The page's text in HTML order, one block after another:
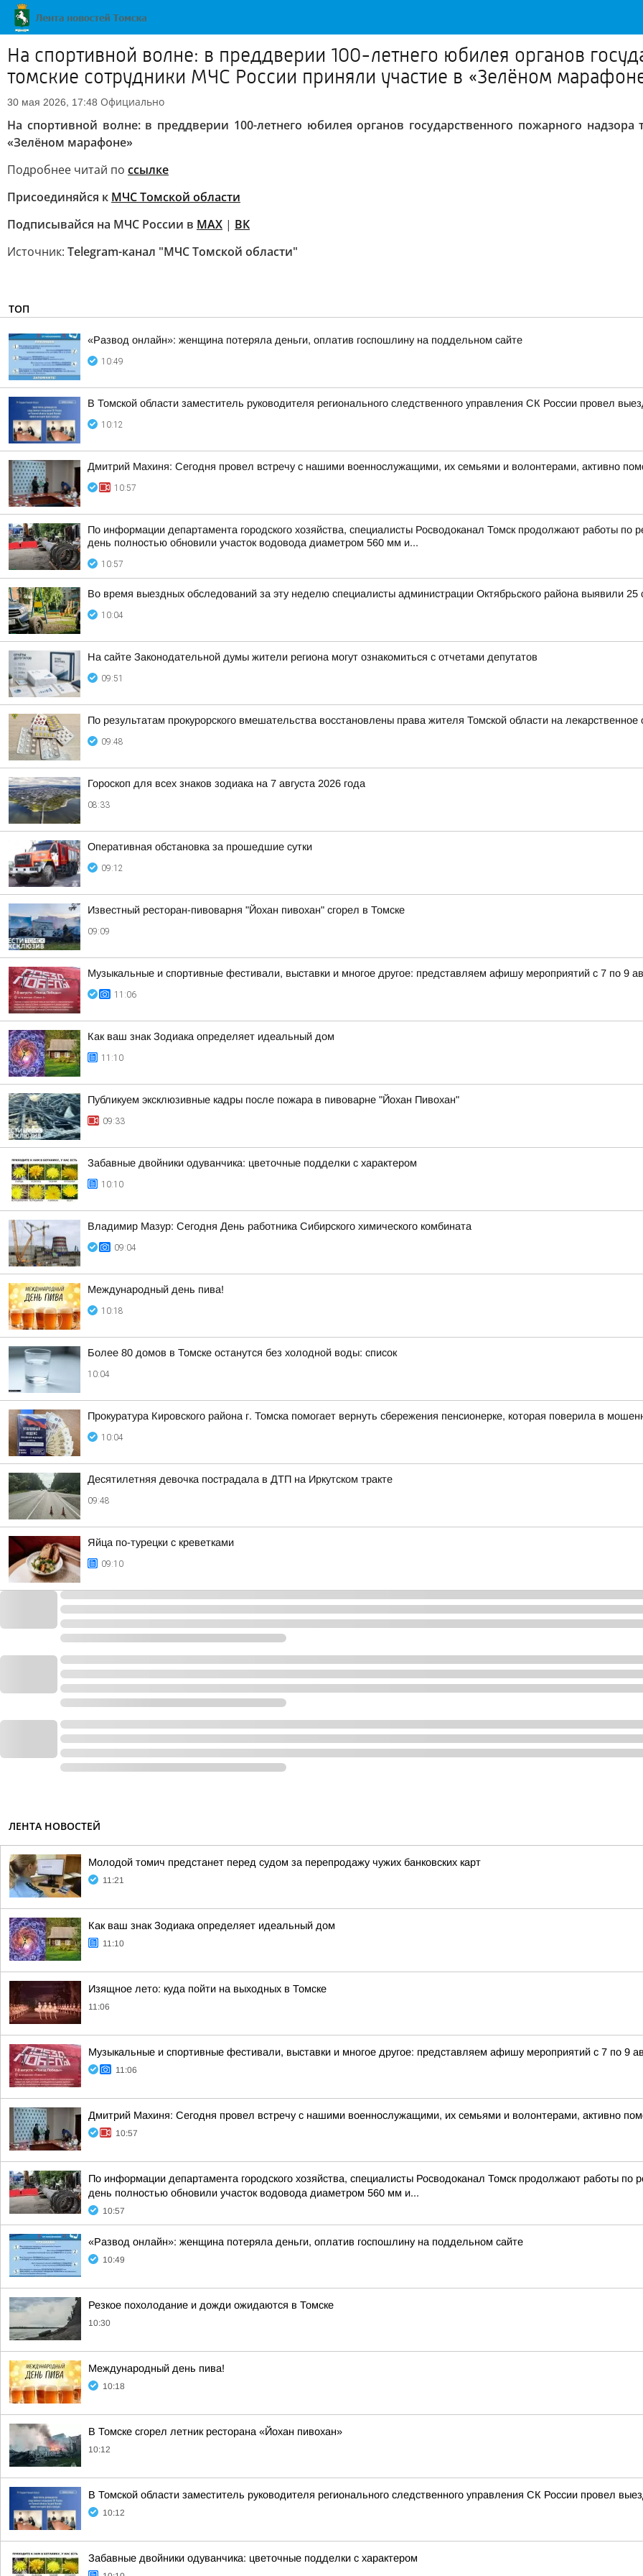
На спортивной волне: в преддверии 100-летнего юбилея органов
томские сотрудники МЧС России приняли участие в «Зелёном
30 мая 2026, 17:48 Официально
На спортивной волне: в преддверии 100-летнего юбилея органов государственного пожарного
«Зелёном марафоне»
Подробнее читай по ссылке
Присоединяйся к МЧС Томской области
Подписывайся на МЧС России в МАХ | ВК
Источник: Telegram-канал "МЧС Томской области"
ТОП
«Развод онлайн»: женщина потеряла деньги, оплатив госпошлину на поддельном сайте
10:49
В Томской области заместитель руководителя регионального следственного управления СК России провел
10:12
Дмитрий Махиня: Сегодня провел встречу с нашими военнослужащими, их семьями и волонтерами, активно
10:57
По информации департамента городского хозяйства, специалисты Росводоканал Томск продолжают работы по
день полностью обновили участок водовода диаметром 560 мм и...
10:57
Во время выездных обследований за эту неделю специалисты администрации Октябрьского района выявили 25
10:04
На сайте Законодательной думы жители региона могут ознакомиться с отчетами депутатов
09:51
По результатам прокурорского вмешательства восстановлены права жителя Томской области на
09:48
Гороскоп для всех знаков зодиака на 7 августа 2026 года
08:33
Оперативная обстановка за прошедшие сутки
09:12
Известный ресторан-пивоварня "Йохан пивохан" сгорел в Томске
09:09
Музыкальные и спортивные фестивали, выставки и многое другое: представляем афишу мероприятий с 7 по 9
11:06
Как ваш знак Зодиака определяет идеальный дом
11:10
Публикуем эксклюзивные кадры после пожара в пивоварне "Йохан Пивохан"
09:33
Забавные двойники одуванчика: цветочные подделки с характером
10:10
Владимир Мазур: Сегодня День работника Сибирского химического комбината
09:04
Международный день пива!
10:18
Более 80 домов в Томске останутся без холодной воды: список
10:04
Прокуратура Кировского района г. Томска помогает вернуть сбережения пенсионерке, которая поверила в
10:04
Десятилетняя девочка пострадала в ДТП на Иркутском тракте
09:48
Яйца по-турецки с креветками
09:10
ЛЕНТА НОВОСТЕЙ
Молодой томич предстанет перед судом за перепродажу чужих банковских карт
11:21
Как ваш знак Зодиака определяет идеальный дом
11:10
Изящное лето: куда пойти на выходных в Томске
11:06
Музыкальные и спортивные фестивали, выставки и многое другое: представляем афишу мероприятий с 7 по 9
11:06
Дмитрий Махиня: Сегодня провел встречу с нашими военнослужащими, их семьями и волонтерами, активно
10:57
По информации департамента городского хозяйства, специалисты Росводоканал Томск продолжают работы по
день полностью обновили участок водовода диаметром 560 мм и...
10:57
«Развод онлайн»: женщина потеряла деньги, оплатив госпошлину на поддельном сайте
10:49
Резкое похолодание и дожди ожидаются в Томске
10:30
Международный день пива!
10:18
В Томске сгорел летник ресторана «Йохан пивохан»
10:12
В Томской области заместитель руководителя регионального следственного управления СК России провел
10:12
Забавные двойники одуванчика: цветочные подделки с характером